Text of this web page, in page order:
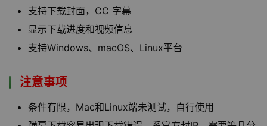
支持下载封面，CC 字幕
显示下载进度和视频信息
支持Windows、macOS、Linux平台
注意事项
条件有限，Mac和Linux端未测试，自行使用